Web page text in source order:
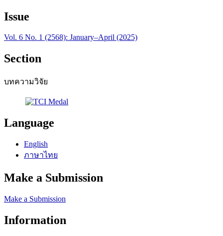
Issue
Vol. 6 No. 1 (2568): January–April (2025)
Section
บทความวิจัย
Language
English
ภาษาไทย
Make a Submission
Make a Submission
Information